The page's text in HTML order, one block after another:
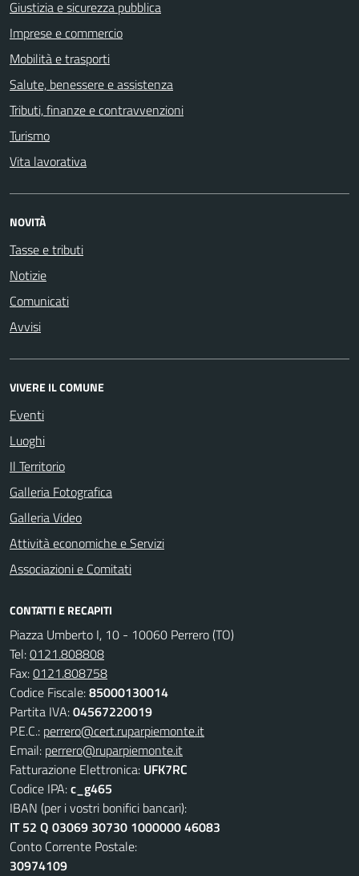
Giustizia e sicurezza pubblica
Imprese e commercio
Mobilità e trasporti
Salute, benessere e assistenza
Tributi, finanze e contravvenzioni
Turismo
Vita lavorativa
NOVITÀ
Tasse e tributi
Notizie
Comunicati
Avvisi
VIVERE IL COMUNE
Eventi
Luoghi
Il Territorio
Galleria Fotografica
Galleria Video
Attività economiche e Servizi
Associazioni e Comitati
CONTATTI E RECAPITI
Piazza Umberto I, 10 - 10060 Perrero (TO)
Tel:0121.808808
Fax:0121.808758
Codice Fiscale:85000130014
Partita IVA:04567220019
P.E.C.: perrero@cert.ruparpiemonte.it
Email: perrero@ruparpiemonte.it
Fatturazione Elettronica: UFK7RC
Codice IPA:c_g465
IBAN (per i vostri bonifici bancari):
IT 52 Q 03069 30730 1000000 46083
Conto Corrente Postale:
30974109